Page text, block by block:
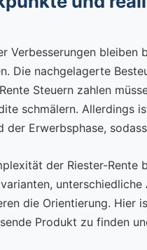
Verbesserungen bleiben
Die nachgelagerte
Steuern zahlen
schmälern. Allerdings
der Erwerbsphase,
der Riester-Rente
die Orientierung. Hier
Produkt zu finden